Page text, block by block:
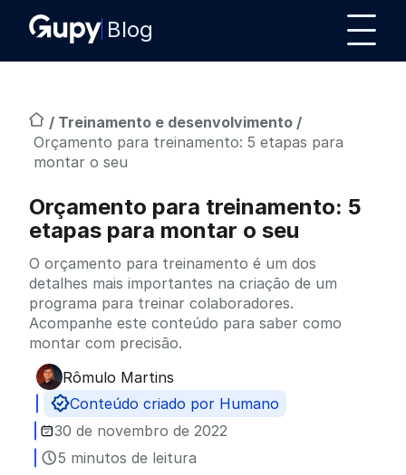
Blog
/ Treinamento e desenvolvimento /
Orçamento para treinamento: 5 etapas para
montar o seu
Orçamento para treinamento: 5
etapas para montar o seu
O orçamento para treinamento é um dos
detalhes mais importantes na criação de um
programa para treinar colaboradores.
Acompanhe este conteúdo para saber como
montar com precisão.
Publicado por
Rômulo Martins
Conteúdo criado por Humano
30 de novembro de 2022
5 minutos de leitura